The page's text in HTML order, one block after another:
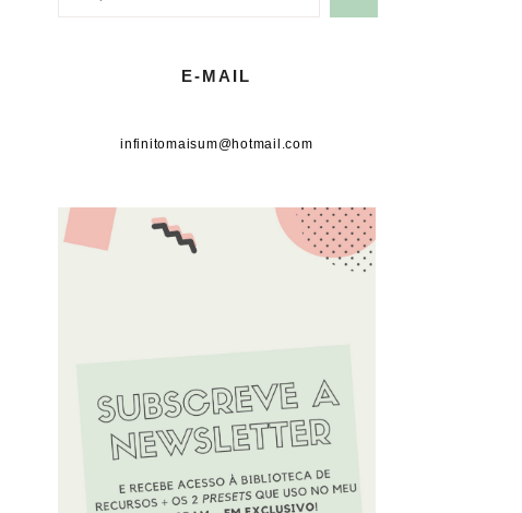
E-MAIL
infinitomaisum@hotmail.com